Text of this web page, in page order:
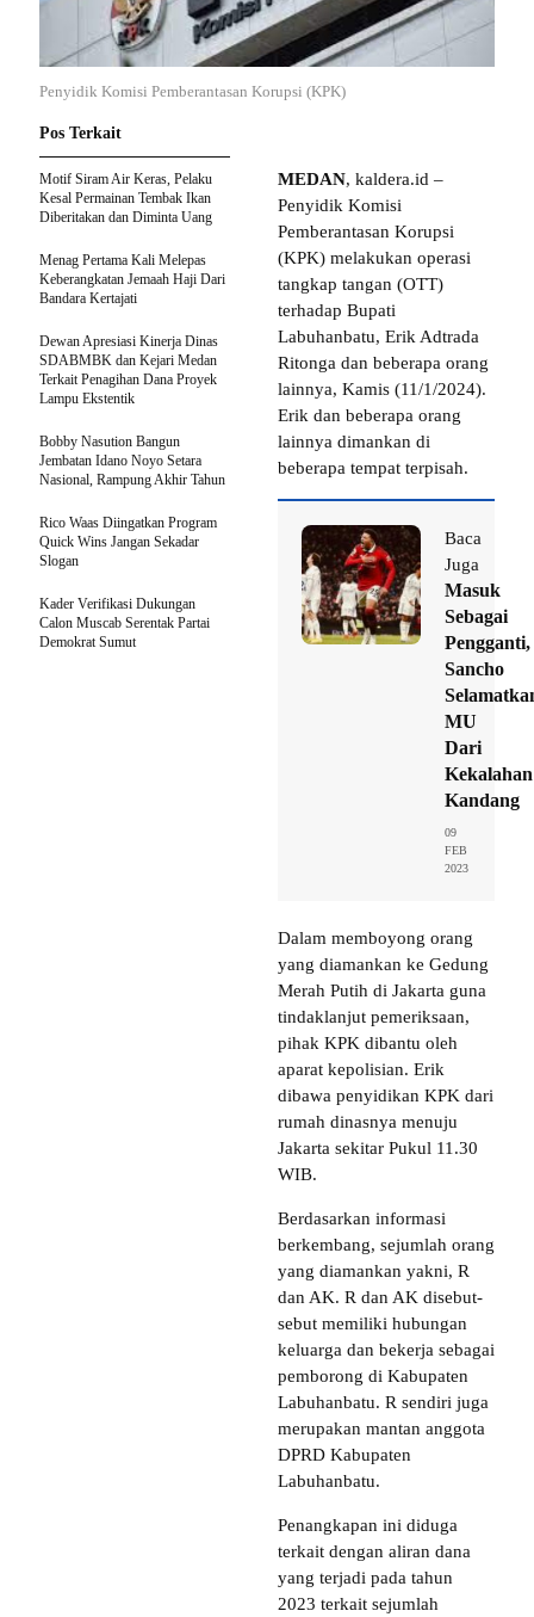
Penyidik Komisi Pemberantasan Korupsi (KPK)
MEDAN, kaldera.id –
Penyidik Komisi
Pemberantasan Korupsi
(KPK) melakukan operasi
tangkap tangan (OTT)
terhadap Bupati
Labuhanbatu, Erik Adtrada
Ritonga dan beberapa orang
lainnya, Kamis (11/1/2024).
Erik dan beberapa orang
lainnya dimankan di
beberapa tempat terpisah.
Baca
Juga
Masuk
Sebagai
Pengganti,
Sancho
MU
Dari
Kekalahan
Kandang
09
FEB
2023
Dalam memboyong orang
yang diamankan ke Gedung
Merah Putih di Jakarta guna
tindaklanjut pemeriksaan,
pihak KPK dibantu oleh
aparat kepolisian. Erik
dibawa penyidikan KPK dari
rumah dinasnya menuju
Jakarta sekitar Pukul 11.30
WIB.
Berdasarkan informasi
berkembang, sejumlah orang
yang diamankan yakni, R
dan AK. R dan AK disebut-
sebut memiliki hubungan
keluarga dan bekerja sebagai
pemborong di Kabupaten
Labuhanbatu. R sendiri juga
merupakan mantan anggota
DPRD Kabupaten
Labuhanbatu.
Penangkapan ini diduga
terkait dengan aliran dana
yang terjadi pada tahun
2023 terkait sejumlah
Pos Terkait
Motif Siram Air Keras, Pelaku
Kesal Permainan Tembak Ikan
Diberitakan dan Diminta Uang
Menag Pertama Kali Melepas
Keberangkatan Jemaah Haji Dari
Bandara Kertajati
Dewan Apresiasi Kinerja Dinas
SDABMBK dan Kejari Medan
Terkait Penagihan Dana Proyek
Lampu Ekstentik
Bobby Nasution Bangun
Jembatan Idano Noyo Setara
Nasional, Rampung Akhir Tahun
Rico Waas Diingatkan Program
Quick Wins Jangan Sekadar
Slogan
Kader Verifikasi Dukungan
Calon Muscab Serentak Partai
Demokrat Sumut